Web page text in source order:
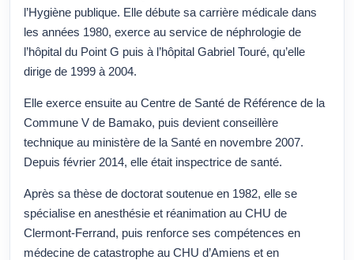
l’Hygiène publique. Elle débute sa carrière médicale dans
les années 1980, exerce au service de néphrologie de
l’hôpital du Point G puis à l’hôpital Gabriel Touré, qu’elle
dirige de 1999 à 2004.
Elle exerce ensuite au Centre de Santé de Référence de la
Commune V de Bamako, puis devient conseillère
technique au ministère de la Santé en novembre 2007.
Depuis février 2014, elle était inspectrice de santé.
Après sa thèse de doctorat soutenue en 1982, elle se
spécialise en anesthésie et réanimation au CHU de
Clermont-Ferrand, puis renforce ses compétences en
médecine de catastrophe au CHU d’Amiens et en